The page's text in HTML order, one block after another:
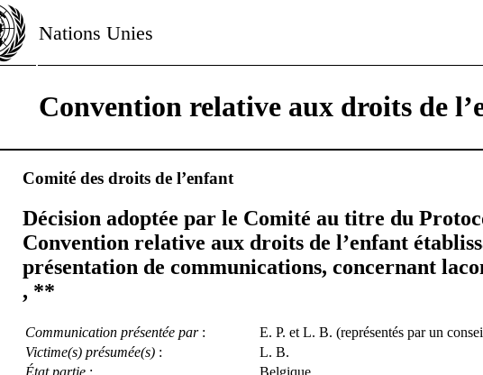
Nations Unies
Convention relative aux droits de
Comité des droits de l’enfant
Décision adoptée par le Comité au titre du
Convention relative aux droits de l’enfant
présentation de communications, concernant
, **
Communication présentée par:
E. P. et L. B. (représentés par un
Victime(s) présumée(s) :
L. B.
État partie :
Belgique